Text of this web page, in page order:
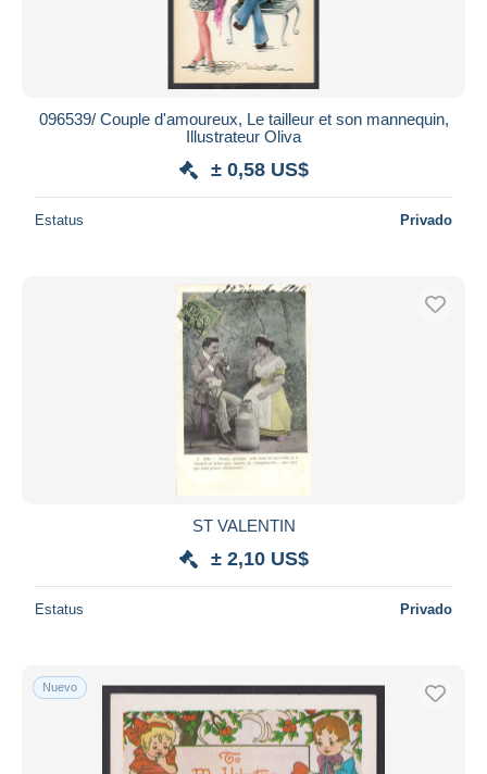
096539/ Couple d'amoureux, Le tailleur et son mannequin,
Illustrateur Oliva
± 0,58 US$
Estatus Privado
ST VALENTIN
± 2,10 US$
Estatus Privado
Nuevo